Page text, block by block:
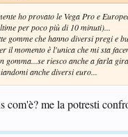
ho provato le Vega Pro e
per poco più di 10 minuti)...
gomme che hanno diversi pregi e
il momento è l'unica che mi sta
gomma...se riesco anche a farla
anche diversi euro...
com'è? me la potresti